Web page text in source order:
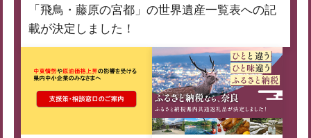
「飛鳥・藤原の宮都」の世界遺産一覧表への記
載が決定しました！